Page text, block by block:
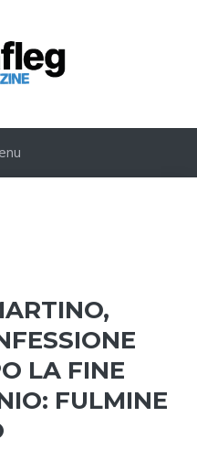
LA FINE
FULMINE